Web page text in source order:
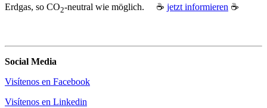
Erdgas, so CO2‑neutral wie möglich. ☕ jetzt informieren ☕
Social Media
Visítenos en Facebook
Visítenos en Linkedin